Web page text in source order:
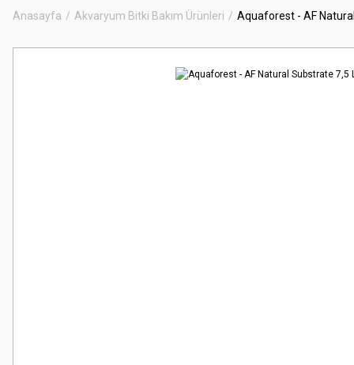
Anasayfa Akvaryum Bitki Bakım Ürünleri Aquaforest - AF